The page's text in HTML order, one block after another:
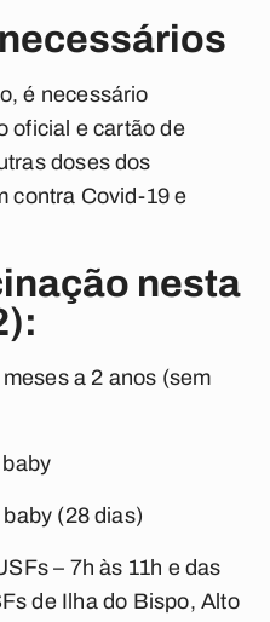
é necessário
oficial e cartão de
doses dos
contra Covid-19 e
nesta
a 2 anos (sem
(28 dias)
– 7h às 11h e das
de Ilha do Bispo, Alto